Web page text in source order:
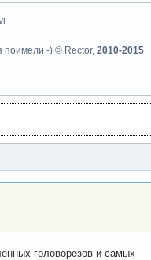
поимели -) © Rector, 2010-2015
головорезов и самых